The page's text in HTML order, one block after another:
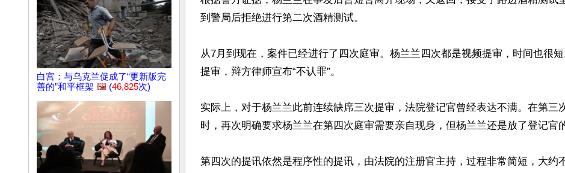
白宫：与乌克兰促成了“更新版完
善的”和平框架 🖼️ (46,825次)
到警局后拒绝进行第二次酒精测试。
从7月到现在，案件已经进行了四次庭审。杨兰兰四次都是视频提审，时间也很
提审，辩方律师宣布“不认罪”。
实际上，对于杨兰兰此前连续缺席三次提审，法院登记官曾经表达不满。在第三
时，再次明确要求杨兰兰在第四次庭审需要亲自现身，但杨兰兰还是放了登记官
第四次的提讯依然是程序性的提讯，由法院的注册官主持，过程非常简短，大约